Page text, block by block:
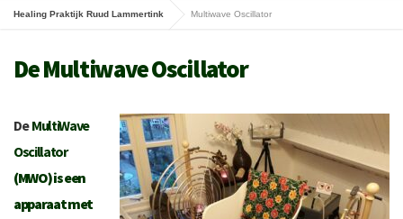
Healing Praktijk Ruud Lammertink Multiwave Oscillator
De Multiwave Oscillator
De MultiWave
Oscillator
(MWO) is een
apparaat met